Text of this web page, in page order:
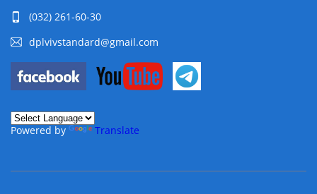
(032) 261-60-30
dplvivstandard@gmail.com
Powered by Translate